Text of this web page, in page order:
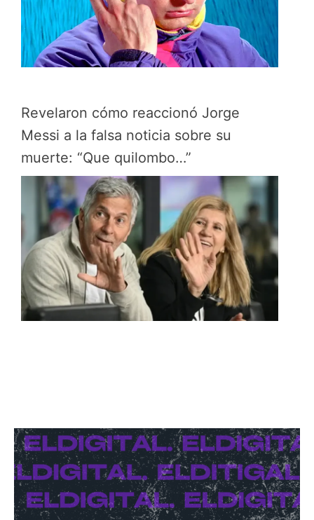
Revelaron cómo reaccionó Jorge
Messi a la falsa noticia sobre su
muerte: “Que quilombo…”